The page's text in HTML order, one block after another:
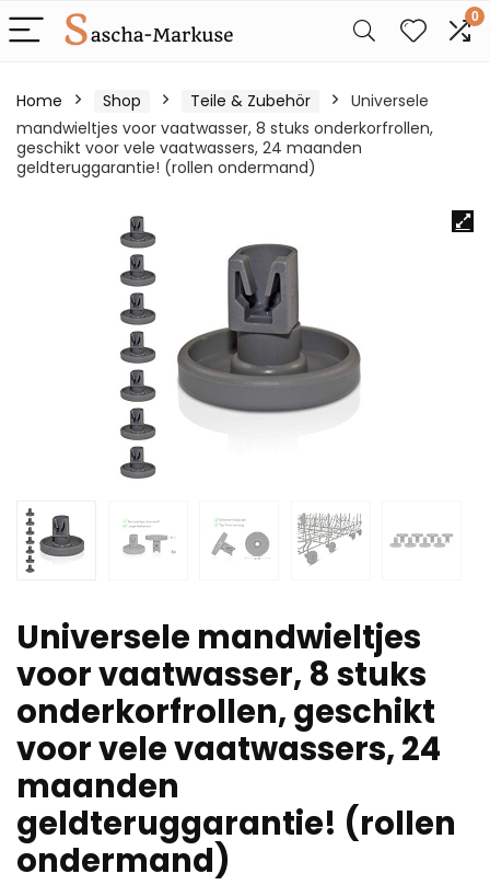
0
Home Shop Teile & Zubehör
Universele
mandwieltjes voor vaatwasser, 8 stuks onderkorfrollen,
geschikt voor vele vaatwassers, 24 maanden
geldteruggarantie! (rollen ondermand)
Universele mandwieltjes
voor vaatwasser, 8 stuks
onderkorfrollen, geschikt
voor vele vaatwassers, 24
maanden
geldteruggarantie! (rollen
ondermand)